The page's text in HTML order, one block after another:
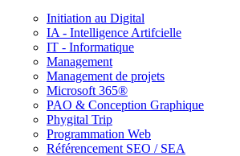
Initiation au Digital
IA - Intelligence Artifcielle
IT - Informatique
Management
Management de projets
Microsoft 365®
PAO & Conception Graphique
Phygital Trip
Programmation Web
Référencement SEO / SEA